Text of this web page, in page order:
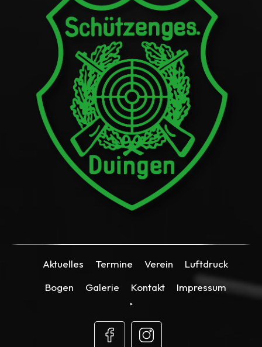
Aktuelles Termine Verein
Luftdruck
Bogen
Galerie Kontakt Impressum